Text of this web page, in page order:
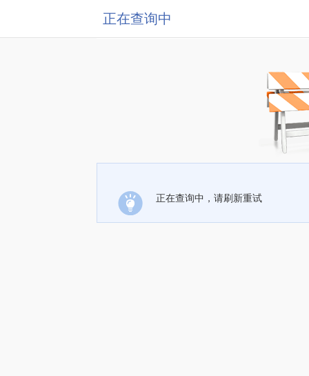
正在查询中
正在查询中，请刷新重试